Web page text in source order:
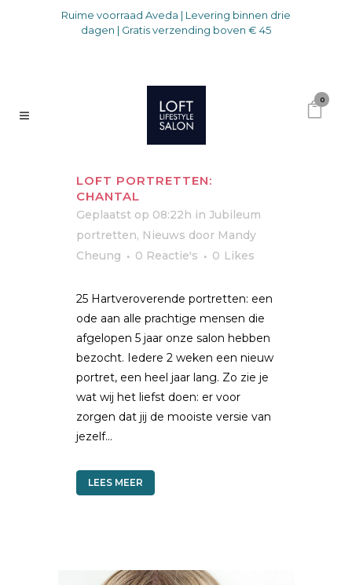
Ruime voorraad Aveda | Levering binnen drie
dagen | Gratis verzending boven € 45
0
LOFT PORTRETTEN:
CHANTAL
Geplaatst op 08:22h in Jubileum
portretten, Nieuws door Mandy
Cheung
0 Reactie's 0 Likes
25 Hartveroverende portretten: een
ode aan alle prachtige mensen die
afgelopen 5 jaar onze salon hebben
bezocht. Iedere 2 weken een nieuw
portret, een heel jaar lang. Zo zie je
wat wij het liefst doen: er voor
zorgen dat jij de mooiste versie van
jezelf...
LEES MEER